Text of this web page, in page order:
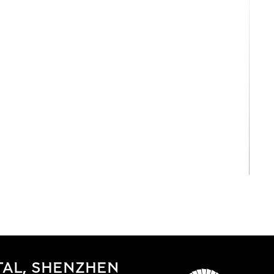
SHENZHEN